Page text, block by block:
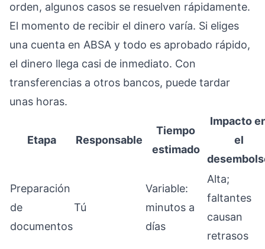
orden, algunos casos se resuelven rápidamente.
El momento de recibir el dinero varía. Si eliges
una cuenta en ABSA y todo es aprobado rápido,
el dinero llega casi de inmediato. Con
transferencias a otros bancos, puede tardar
unas horas.
Etapa Responsable
Tiempo
estimado
Impacto
el
Preparación
de
documentos
Tú
Variable:
minutos a
días
Alta;
faltantes
causan
retrasos